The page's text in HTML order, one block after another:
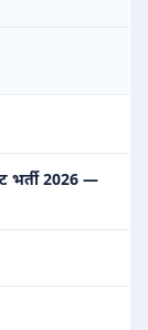
भर्ती 2026 —